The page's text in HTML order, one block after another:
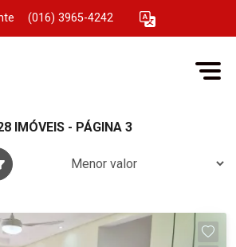
(016) 3965-4242
IMÓVEIS - PÁGINA 3